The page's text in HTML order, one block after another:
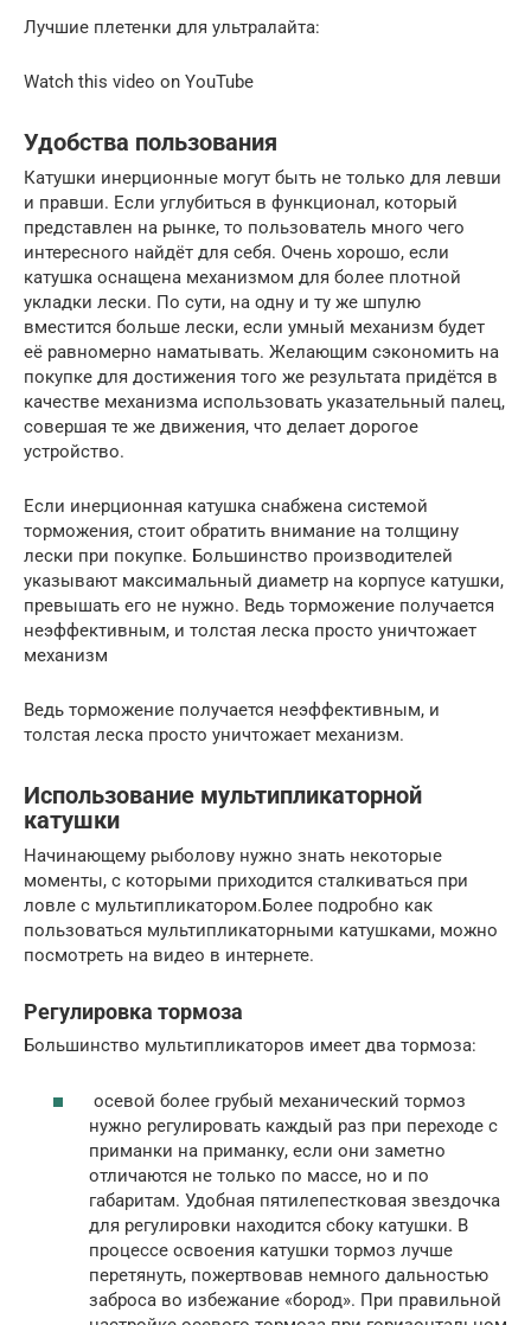
Лучшие плетенки для ультралайта:
Watch this video on YouTube
Удобства пользования
Катушки инерционные могут быть не только для левши
и правши. Если углубиться в функционал, который
представлен на рынке, то пользователь много чего
интересного найдёт для себя. Очень хорошо, если
катушка оснащена механизмом для более плотной
укладки лески. По сути, на одну и ту же шпулю
вместится больше лески, если умный механизм будет
её равномерно наматывать. Желающим сэкономить на
покупке для достижения того же результата придётся в
качестве механизма использовать указательный палец,
совершая те же движения, что делает дорогое
устройство.
Если инерционная катушка снабжена системой
торможения, стоит обратить внимание на толщину
лески при покупке. Большинство производителей
указывают максимальный диаметр на корпусе катушки,
превышать его не нужно. Ведь торможение получается
неэффективным, и толстая леска просто уничтожает
механизм
Ведь торможение получается неэффективным, и
толстая леска просто уничтожает механизм.
Использование мультипликаторной
катушки
Начинающему рыболову нужно знать некоторые
моменты, с которыми приходится сталкиваться при
ловле с мультипликатором.Более подробно как
пользоваться мультипликаторными катушками, можно
посмотреть на видео в интернете.
Регулировка тормоза
Большинство мультипликаторов имеет два тормоза:
осевой более грубый механический тормоз
нужно регулировать каждый раз при переходе с
приманки на приманку, если они заметно
отличаются не только по массе, но и по
габаритам. Удобная пятилепестковая звездочка
для регулировки находится сбоку катушки. В
процессе освоения катушки тормоз лучше
перетянуть, пожертвовав немного дальностью
заброса во избежание «бород». При правильной